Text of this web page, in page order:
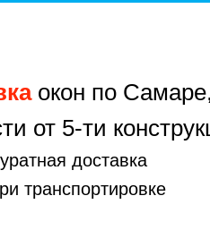
окон по Самаре,
от 5-ти
доставка
транспортировке